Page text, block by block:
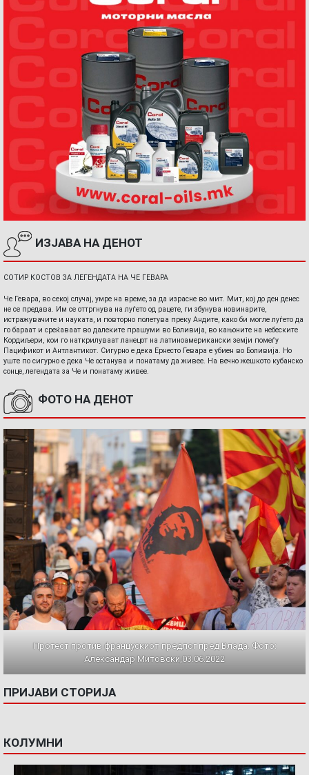
ИЗЈАВА НА ДЕНОТ
СОТИР КОСТОВ ЗА ЛЕГЕНДАТА НА ЧЕ ГЕВАРА
Че Гевара, во секој случај, умре на време, за да израсне во мит. Мит, кој до ден денес
не се предава. Им се оттргнува на луѓето од рацете, ги збунува новинарите,
истражувачите и науката, и повторно полетува преку Андите, како би могле луѓето да
го бараат и среќаваат во далеките прашуми во Боливија, во кањоните на небеските
Кордиљери, кои го наткрилуваат ланецот на латиноамерикански земји помеѓу
Пацификот и Антлантикот. Сигурно е дека Ернесто Гевара е убиен во Боливија. Но
уште по сигурно е дека Че останува и понатаму да живее. На вечно жешкото кубанско
сонце, легендата за Че и понатаму живее.
ФОТО НА ДЕНОТ
Протест против францускиот предлог пред Влада. Фото:
Александар Митовски,03.06.2022
ПРИЈАВИ СТОРИЈА
КОЛУМНИ